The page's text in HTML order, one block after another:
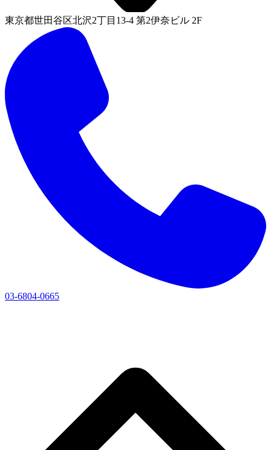
東京都世田谷区北沢2丁目13-4 第2伊奈ビル 2F
03-6804-0665